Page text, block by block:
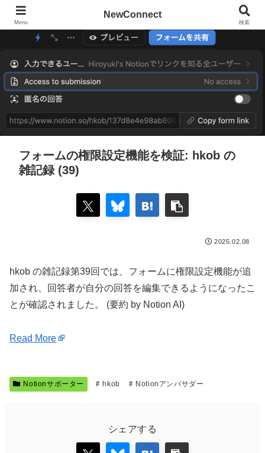
フォームの権限設定機能を検証: hkob の
雑記録 (39)
2025.02.08
hkob の雑記録第39回では、フォームに権限設定機能が追
加され、回答者が自分の回答を編集できるようになったこ
とが確認されました。 (要約 by Notion AI)
Read More
Notionサポーター hkob Notionアンバサダー
シェアする
Menu
NewConnect
検索